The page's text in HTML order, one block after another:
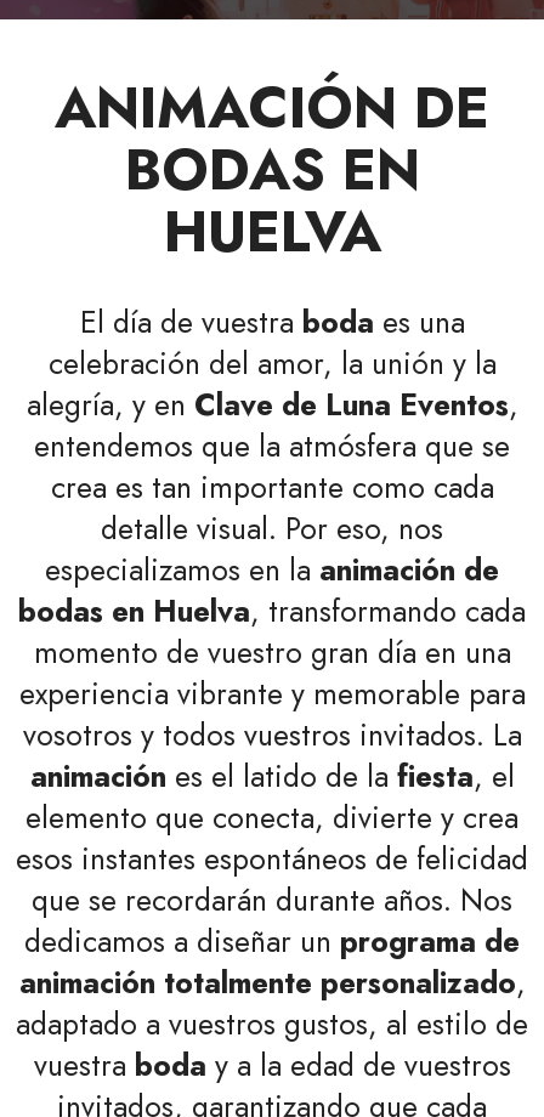
ANIMACIÓN DE
BODAS EN
HUELVA
El día de vuestra boda es una
celebración del amor, la unión y la
alegría, y en Clave de Luna Eventos,
entendemos que la atmósfera que se
crea es tan importante como cada
detalle visual. Por eso, nos
especializamos en la animación de
bodas en Huelva, transformando cada
momento de vuestro gran día en una
experiencia vibrante y memorable para
vosotros y todos vuestros invitados. La
animación es el latido de la fiesta, el
elemento que conecta, divierte y crea
esos instantes espontáneos de felicidad
que se recordarán durante años. Nos
dedicamos a diseñar un programa de
animación totalmente personalizado,
adaptado a vuestros gustos, al estilo de
vuestra boda y a la edad de vuestros
invitados, garantizando que cada